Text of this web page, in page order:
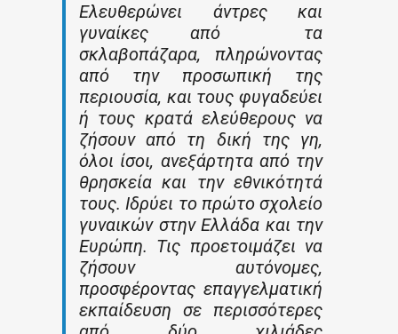
Ελευθερώνει άντρες και
γυναίκες από τα
σκλαβοπάζαρα, πληρώνοντας
από την προσωπική της
περιουσία, και τους φυγαδεύει
ή τους κρατά ελεύθερους να
ζήσουν από τη δική της γη,
όλοι ίσοι, ανεξάρτητα από την
θρησκεία και την εθνικότητά
τους. Ιδρύει το πρώτο σχολείο
γυναικών στην Ελλάδα και την
Ευρώπη. Τις προετοιμάζει να
ζήσουν αυτόνομες,
προσφέροντας επαγγελματική
εκπαίδευση σε περισσότερες